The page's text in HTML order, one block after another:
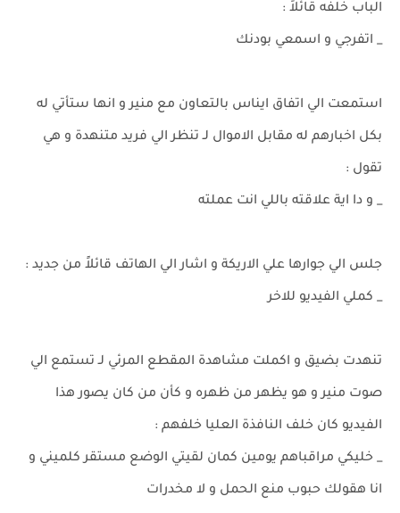
الباب خلفه قائلاً :
_ اتفرجي و اسمعي بودنك
استمعت الي اتفاق ايناس بالتعاون مع منير و انها ستأتي له
بكل اخبارهم له مقابل الاموال لـ تنظر الي فريد متنهدة و هي
تقول :
_ و دا اية علاقته باللي انت عملته
جلس الي جوارها علي الاريكة و اشار الي الهاتف قائلاً من جديد :
_ كملي الفيديو للاخر
تنهدت بضيق و اكملت مشاهدة المقطع المرئي لـ تستمع الي
صوت منير و هو يظهر من ظهره و كأن من كان يصور هذا
الفيديو كان خلف النافذة العليا خلفهم :
_ خليكي مراقباهم يومين كمان لقيتي الوضع مستقر كلميني و
انا هقولك حبوب منع الحمل و لا مخدرات